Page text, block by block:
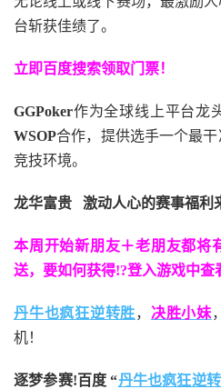
台斩获佳绩了。
立即百度搜索领取门票！
GGPoker作为全球线上平台龙
WSOP合作，提供选手一个最
竞技环境。
龙华富贵 激动人心的赛事福利
本周开始新朋友＋老朋友都将
送，要如何获得!?登入游戏中查
丹牛也疯狂逆转胜， 决胜小妹
机！
逐梦参赛!百度 “丹牛也疯狂逆